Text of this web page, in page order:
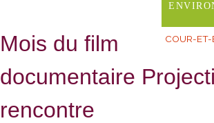
COUR-ET-
Mois du film
documentaire
rencontre